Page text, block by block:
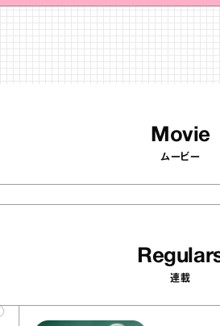
Movie
ムービー
連載